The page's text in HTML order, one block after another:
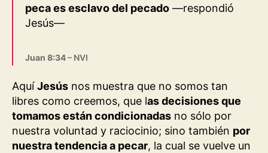
peca es esclavo del pecado —respondió
Jesús—
Juan 8:34– NVI
AquíJesús nos muestra que no somos tan
libres como creemos, que las decisiones que
tomamos están condicionadas no sólo por
nuestra voluntad y raciocinio; sino también por
nuestra tendencia a pecar, la cual se vuelve un